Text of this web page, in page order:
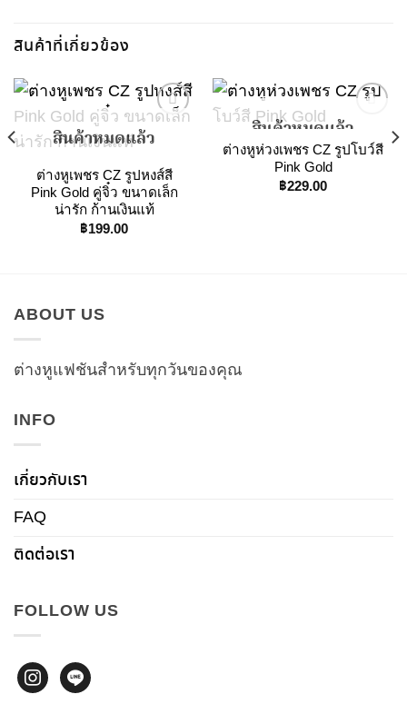
สินค้าที่เกี่ยวข้อง
Wishlist
สินค้าหมดแล้ว
ต่างหูเพชร CZ รูปหงส์สี
Pink Gold คู่จิ๋ว ขนาดเล็ก
น่ารัก ก้านเงินแท้
฿199.00
สินค้าหมดแล้ว
ต่างหูห่วงเพชร CZ รูปโบว์สี
Pink Gold
฿229.00
ABOUT US
ต่างหูแฟชันสำหรับทุกวันของคุณ
INFO
เกี่ยวกับเรา
FAQ
ติดต่อเรา
FOLLOW US
instagram
line